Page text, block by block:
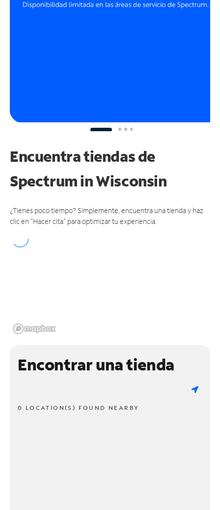
Encuentra tiendas de
Spectrumin Wisconsin
¿Tienes poco tiempo? Simplemente, encuentra una tienda y haz
clic en "Hacer cita" para optimizar tu experiencia.
Encontrar una tienda
0 LOCATION(S) FOUND NEARBY